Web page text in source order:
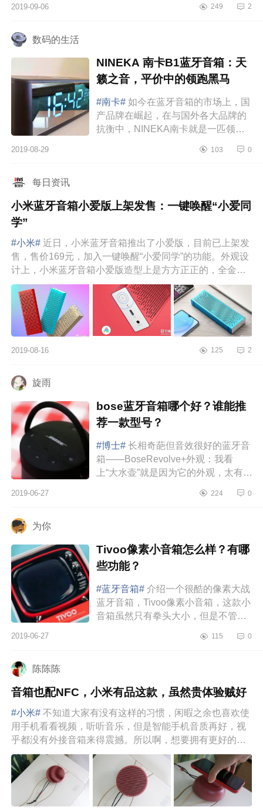
2019-09-06 249 2
数码的生活
NINEKA 南卡B1蓝牙音箱：天
籁之音，平价中的领跑黑马
#南卡# 如今在蓝牙音箱的市场上，国
产品牌在崛起，在与国外各大品牌的
抗衡中，NINEKA南卡就是一匹领跑
价比的产品，成为行业中的佼佼者。
2019-08-29 103 0
每日资讯
小米蓝牙音箱小爱版上架发售：一键唤醒“小爱同
学”
#小米# 近日，小米蓝牙音箱推出了小爱版，目前已上架发
售，售价169元，加入一键唤醒“小爱同学”的功能。外观设
计上，小米蓝牙音箱小爱版造型上是方方正正的，全金属
机身，有红、蓝...
2019-08-16 125 2
旋雨
bose蓝牙音箱哪个好？谁能推
荐一款型号？
#博士# 长相奇葩但音效很好的蓝牙音
箱——BoseRevolve+外观：我看
上“大水壶”就是因为它的外观，太有创
玩多了，长得真像一个水壶那样...
2019-06-27 224 0
为你
Tivoo像素小音箱怎么样？有哪
些功能？
#蓝牙音箱# 介绍一个很酷的像素大战
蓝牙音箱，Tivoo像素小音箱，这款小
音箱虽然只有拳头大小，但是不管怎
所以莫名还有点萌，试用了一下，
2019-06-27 115 0
陈陈陈
音箱也配NFC，小米有品这款，虽然贵体验贼好
#小米# 不知道大家有没有这样的习惯，闲暇之余也喜欢使
用手机看看视频，听听音乐，但是智能手机音质再好，视
乎都没有外接音箱来得震撼。所以啊，想要拥有更好的视
听体验，给手机配...